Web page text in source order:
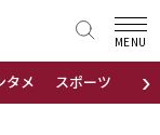
›
タメ スポーツ 地域
MENU